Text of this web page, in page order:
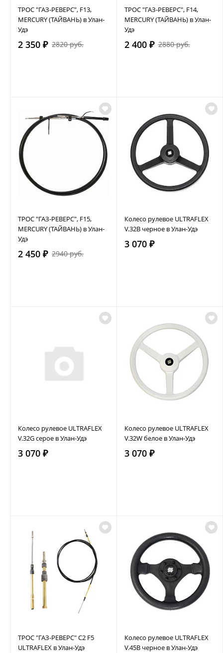
ТРОС "ГАЗ-РЕВЕРС", F13,
MERCURY (ТАЙВАНЬ) в Улан-
Удэ
2 350 ₽ 2820 руб.
ТРОС "ГАЗ-РЕВЕРС", F14,
MERCURY (ТАЙВАНЬ) в Улан-
Удэ
2 400 ₽ 2880 руб.
ТРОС "ГАЗ-РЕВЕРС", F15,
MERCURY (ТАЙВАНЬ) в Улан-
Удэ
2 450 ₽ 2940 руб.
Колесо рулевое ULTRAFLEX
V.32B черное в Улан-Удэ
3 070 ₽
Колесо рулевое ULTRAFLEX
V.32G серое в Улан-Удэ
3 070 ₽
Колесо рулевое ULTRAFLEX
V.32W белое в Улан-Удэ
3 070 ₽
ТРОС "ГАЗ-РЕВЕРС" C2 F5
ULTRAFLEX в Улан-Удэ
Колесо рулевое ULTRAFLEX
V.45B черное в Улан-Удэ